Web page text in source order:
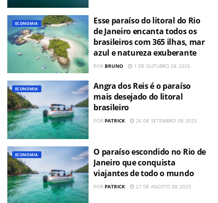
ECONOMIA
Esse paraíso do litoral do Rio
de Janeiro encanta todos os
brasileiros com 365 ilhas, mar
azul e natureza exuberante
POR BRUNO 1 DE OUTUBRO DE 2025
ECONOMIA
Angra dos Reis é o paraíso
mais desejado do litoral
brasileiro
POR PATRICK 26 DE SETEMBRO DE 2025
ECONOMIA
O paraíso escondido no Rio de
Janeiro que conquista
viajantes de todo o mundo
POR PATRICK 27 DE AGOSTO DE 2025